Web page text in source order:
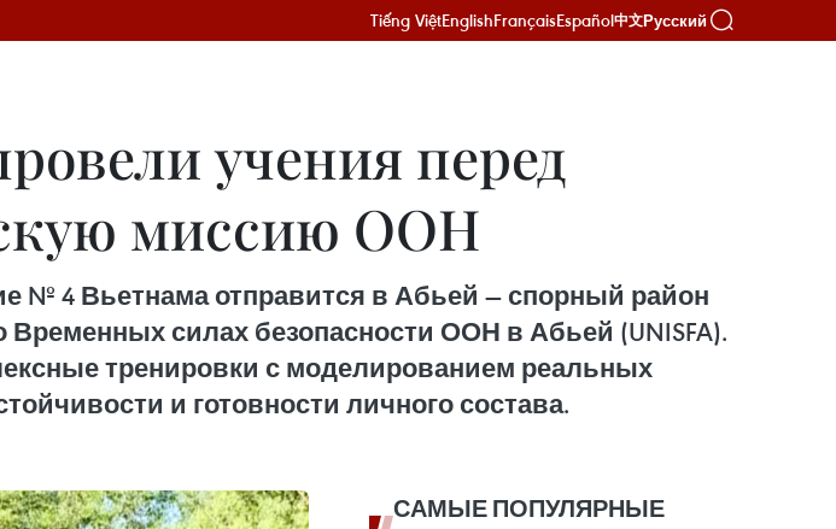
Tiếng ViệtEnglishFrançaisEspañol中文Русский
учения перед
миссию ООН
№ 4 Вьетнама отправится в Абьей — спорный район
силах безопасности ООН в Абьей (UNISFA).
тренировки с моделированием реальных
и готовности личного состава.
САМЫЕ ПОПУЛЯРНЫЕ